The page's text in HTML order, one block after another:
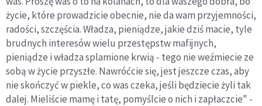
życie, które prowadzicie obecnie, nie da wam przyjemności,
radości, szczęścia. Władza, pieniądze, jakie dziś macie, tyle
brudnych interesów wielu przestępstw mafijnych,
pieniądze i władza splamione krwią - tego nie weźmiecie ze
sobą w życie przyszłe. Nawróćcie się, jest jeszcze czas, aby
nie skończyć w piekle, co was czeka, jeśli będziecie żyli tak
dalej. Mieliście mamę i tatę, pomyślcie o nich i zapłaczcie" -